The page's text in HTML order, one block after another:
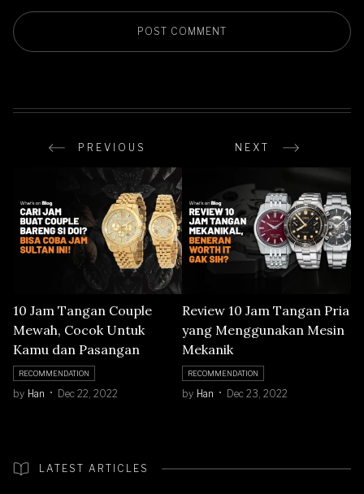
PREVIOUS NEXT
10 Jam Tangan Couple
Mewah, Cocok Untuk
Kamu dan Pasangan
RECOMMENDATION
by Han Dec 22, 2022
Review 10 Jam Tangan Pria
yang Menggunakan Mesin
Mekanik
RECOMMENDATION
by Han Dec 23, 2022
LATEST ARTICLES